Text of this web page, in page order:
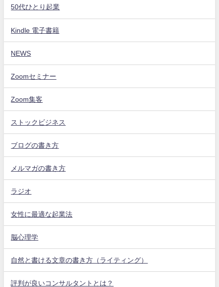
50代ひとり起業
Kindle 電子書籍
NEWS
Zoomセミナー
Zoom集客
ストックビジネス
ブログの書き方
メルマガの書き方
ラジオ
女性に最適な起業法
脳心理学
自然と書ける文章の書き方（ライティング）
評判が良いコンサルタントとは？